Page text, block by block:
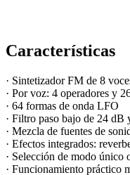
Características
· Sintetizador FM de 8
· Por voz: 4 operadores y
· 64 formas de onda LFO
· Filtro paso bajo de 24
· Mezcla de fuentes de
· Efectos integrados:
· Selección de modo único
· Funcionamiento práctico